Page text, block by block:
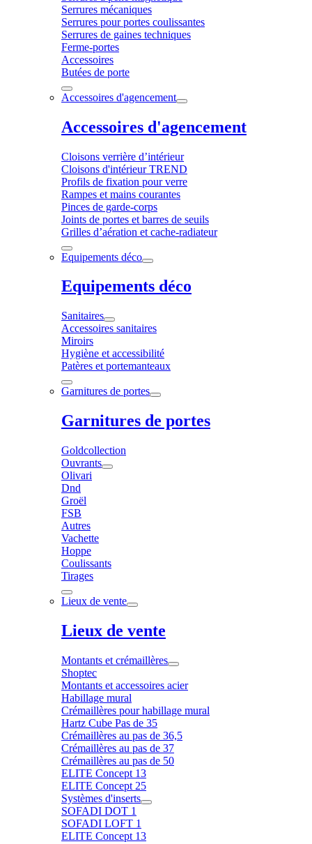
Serrures mécaniques
Serrures pour portes coulissantes
Serrures de gaines techniques
Ferme-portes
Accessoires
Butées de porte
Accessoires d'agencement
Accessoires d'agencement
Cloisons verrière d’intérieur
Cloisons d'intérieur TREND
Profils de fixation pour verre
Rampes et mains courantes
Pinces de garde-corps
Joints de portes et barres de seuils
Grilles d’aération et cache-radiateur
Equipements déco
Equipements déco
Sanitaires
Accessoires sanitaires
Miroirs
Hygiène et accessibilité
Patères et portemanteaux
Garnitures de portes
Garnitures de portes
Goldcollection
Ouvrants
Olivari
Dnd
Groël
FSB
Autres
Vachette
Hoppe
Coulissants
Tirages
Lieux de vente
Lieux de vente
Montants et crémaillères
Shoptec
Montants et accessoires acier
Habillage mural
Crémaillères pour habillage mural
Hartz Cube Pas de 35
Crémaillères au pas de 36,5
Crémaillères au pas de 37
Crémaillères au pas de 50
ELITE Concept 13
ELITE Concept 25
Systèmes d'inserts
SOFADI DOT 1
SOFADI LOFT 1
ELITE Concept 13